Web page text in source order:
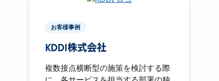
お客様事例
KDDI株式会社
複数接点横断型の施策を検討する際